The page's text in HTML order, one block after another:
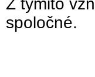
Z týmito
spoločné.